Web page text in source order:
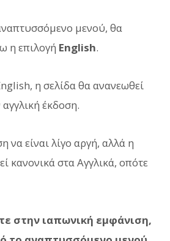
μενού, θα
η επιλογή English.
η σελίδα θα ανανεωθεί
έκδοση.
να είναι λίγο αργή, αλλά η
κανονικά στα Αγγλικά, οπότε
στην ιαπωνική εμφάνιση,